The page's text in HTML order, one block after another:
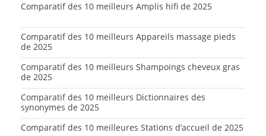
Comparatif des 10 meilleurs Amplis hifi de 2025
Comparatif des 10 meilleurs Appareils massage pieds
de 2025
Comparatif des 10 meilleurs Shampoings cheveux gras
de 2025
Comparatif des 10 meilleurs Dictionnaires des
synonymes de 2025
Comparatif des 10 meilleures Stations d’accueil de 2025